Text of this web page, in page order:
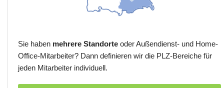
Sie haben mehrere Standorte oder Außendienst- und Home-
Office-Mitarbeiter? Dann definieren wir die PLZ-Bereiche für
jeden Mitarbeiter individuell.